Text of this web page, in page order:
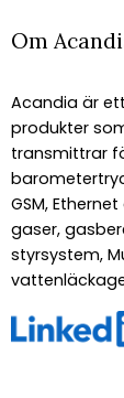
Om
Acandia är
produkter
transmittrar
GSM,
gaser,
styrsystem,